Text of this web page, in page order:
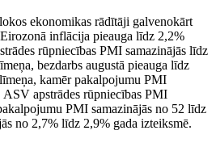
ekonomikas rādītāji galvenokārt
inflācija pieauga līdz 2,2%
rūpniecības PMI samazinājās līdz
bezdarbs augustā pieauga līdz
kamēr pakalpojumu PMI
apstrādes rūpniecības PMI
PMI samazinājās no 52 līdz
no 2,7% līdz 2,9% gada izteiksmē.